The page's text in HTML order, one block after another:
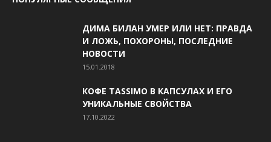
ДИМА БИЛАН УМЕР ИЛИ НЕТ: ПРАВДА
И ЛОЖЬ, ПОХОРОНЫ, ПОСЛЕДНИЕ
НОВОСТИ
15.01.2018
КОФЕ TASSIMO В КАПСУЛАХ И ЕГО
УНИКАЛЬНЫЕ СВОЙСТВА
17.10.2022